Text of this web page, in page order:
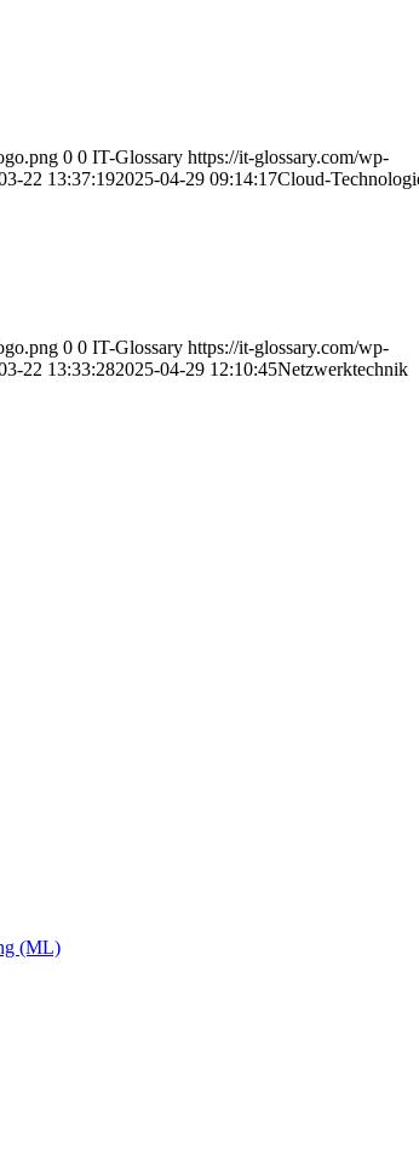
0 0 IT-Glossary https://it-glossary.com/wp-
22 13:37:192025-04-29 09:14:17Cloud-
0 0 IT-Glossary https://it-glossary.com/wp-
22 13:33:282025-04-29 12:10:45Netzwerktechnik
(ML)